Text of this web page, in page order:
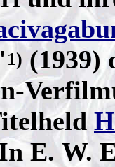
1) (1939)
E. W.